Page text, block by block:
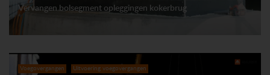
Vervangen bolsegment opleggingen kokerbrug
Voegovergangen Uitvoering voegovergangen